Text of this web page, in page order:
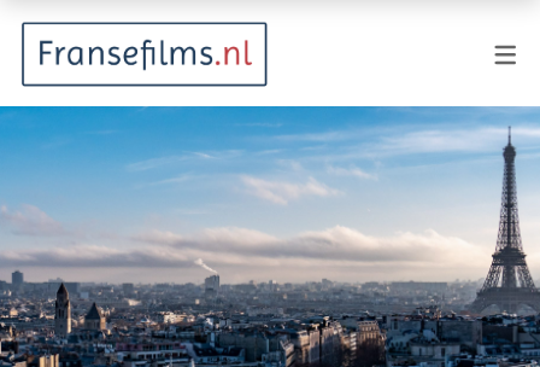
Animatie
Documentaire
Drama
Fantasy